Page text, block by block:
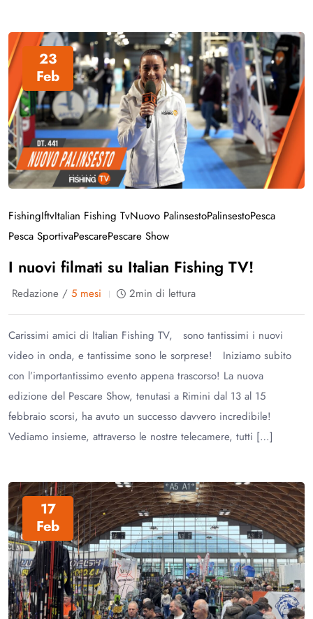
23
Feb
FishingIftvItalian Fishing TvNuovo PalinsestoPalinsestoPesca
Pesca SportivaPescarePescare Show
I nuovi filmati su Italian Fishing TV!
Redazione / 5 mesi 2min di lettura
Carissimi amici di Italian Fishing TV, sono tantissimi i nuovi
video in onda, e tantissime sono le sorprese! Iniziamo subito
con l’importantissimo evento appena trascorso! La nuova
edizione del Pescare Show, tenutasi a Rimini dal 13 al 15
febbraio scorsi, ha avuto un successo davvero incredibile!
Vediamo insieme, attraverso le nostre telecamere, tutti […]
17
Feb